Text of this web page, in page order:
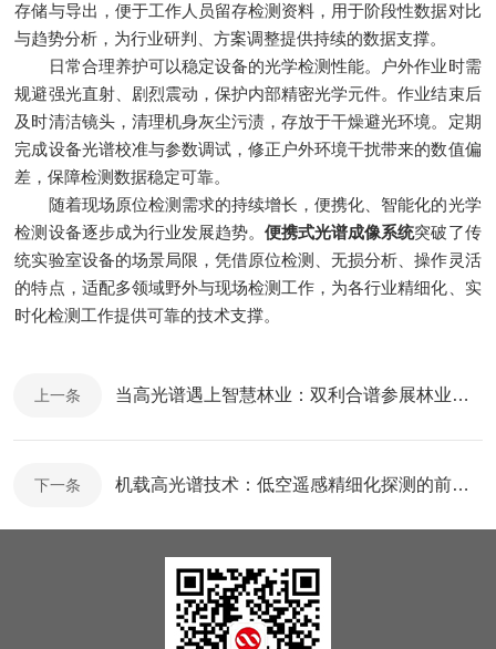
存储与导出，便于工作人员留存检测资料，用于阶段性数据对比
与趋势分析，为行业研判、方案调整提供持续的数据支撑。
日常合理养护可以稳定设备的光学检测性能。户外作业时需
规避强光直射、剧烈震动，保护内部精密光学元件。作业结束后
及时清洁镜头，清理机身灰尘污渍，存放于干燥避光环境。定期
完成设备光谱校准与参数调试，修正户外环境干扰带来的数值偏
差，保障检测数据稳定可靠。
随着现场原位检测需求的持续增长，便携化、智能化的光学
检测设备逐步成为行业发展趋势。便携式光谱成像系统突破了传
统实验室设备的场景局限，凭借原位检测、无损分析、操作灵活
的特点，适配多领域野外与现场检测工作，为各行业精细化、实
时化检测工作提供可靠的技术支撑。
上一条 当高光谱遇上智慧林业：双利合谱参展林业科创大会，共话遥感监测新未来
下一条 机载高光谱技术：低空遥感精细化探测的前沿科技